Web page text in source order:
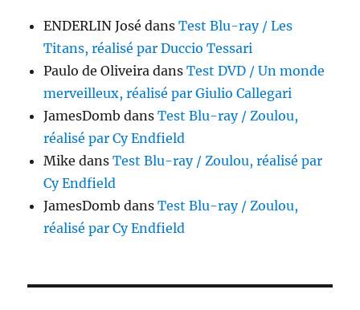
ENDERLIN José dansTest Blu-ray / Les
Titans, réalisé par Duccio Tessari
Paulo de Oliveira dansTest DVD / Un monde
merveilleux, réalisé par Giulio Callegari
JamesDomb dansTest Blu-ray / Zoulou,
réalisé par Cy Endfield
Mike dansTest Blu-ray / Zoulou, réalisé par
Cy Endfield
JamesDomb dansTest Blu-ray / Zoulou,
réalisé par Cy Endfield